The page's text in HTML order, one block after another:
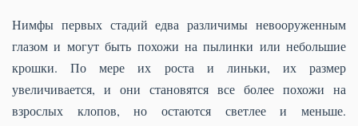
Нимфы первых стадий едва различимы невооруженным
глазом и могут быть похожи на пылинки или небольшие
крошки. По мере их роста и линьки, их размер
увеличивается, и они становятся все более похожи на
взрослых клопов, но остаются светлее и меньше.